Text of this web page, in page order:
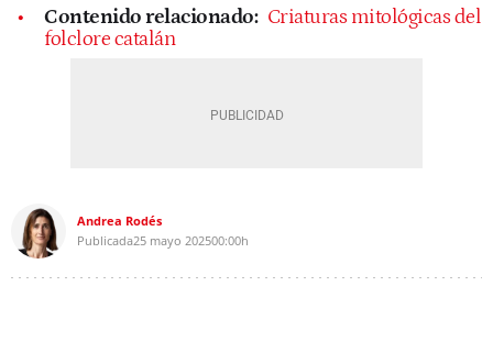
Contenido relacionado: Criaturas mitológicas del
folclore catalán
Andrea Rodés
Publicada25 mayo 202500:00h